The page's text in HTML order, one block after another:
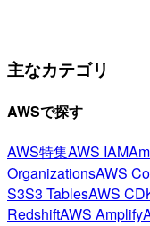
主なカテゴリ
AWSで探す
AWS特集AWS IAM
OrganizationsAWS
S3S3 TablesAWS
RedshiftAWS Amplify